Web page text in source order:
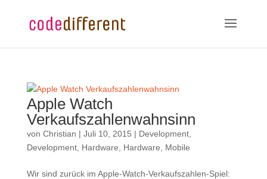
Apple Watch
Verkaufszahlenwahnsinn
von Christian | Juli 10, 2015 | Development,
Development, Hardware Hardware Mobile
Wir sind zurück im Apple-Watch-Verkaufszahlen-Spiel: